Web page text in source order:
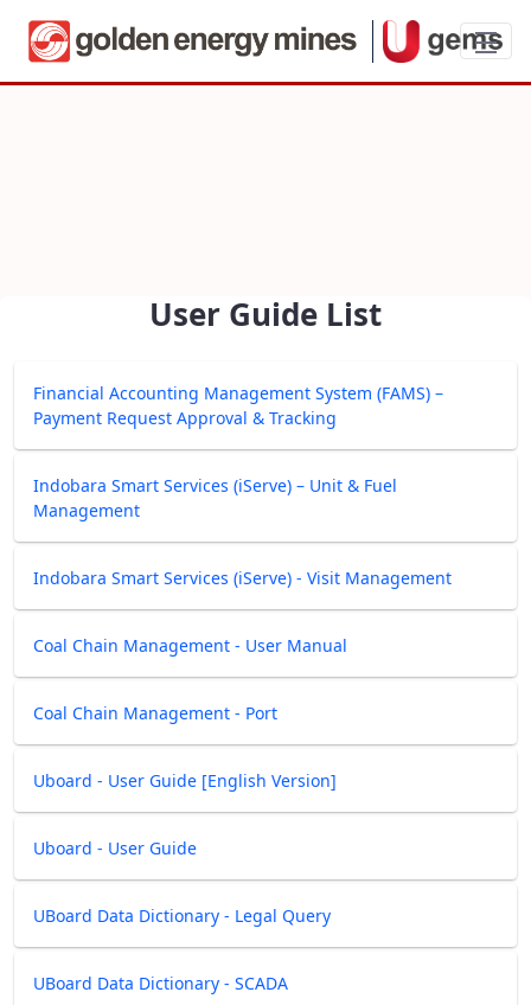
User Guide List
User Guide List
Financial Accounting Management System (FAMS) –
Payment Request Approval & Tracking
Indobara Smart Services (iServe) – Unit & Fuel
Management
Indobara Smart Services (iServe) - Visit Management
Coal Chain Management - User Manual
Coal Chain Management - Port
Uboard - User Guide [English Version]
Uboard - User Guide
UBoard Data Dictionary - Legal Query
UBoard Data Dictionary - SCADA